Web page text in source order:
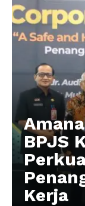
BPJS
Kerja